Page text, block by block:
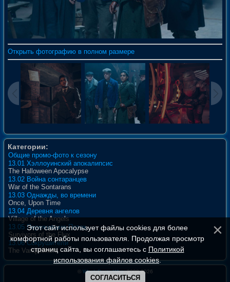
Открыть фотографию в полном размере
Категории:
Общие промо-фото к сезону
13.01 Хэллоуинский апокалипсис
The Halloween Apocalypse
13.02 Война сонтаранцев
War of the Sontarans
13.03 Однажды, во времени
Once, Upon Time
13.04 Деревня ангелов
Village of the Angels
13.05 Пережившие Поток
Survivors of the Flux
13.06 Сокрушители
The Vanquishers
© WhoIsDoctorWho, 2008-2026
Этот сайт использует файлы cookies для более
комфортной работы пользователя. Продолжая просмотр
страниц сайта, вы соглашаетесь с Политикой
использования файлов cookies.
СОГЛАСИТЬСЯ